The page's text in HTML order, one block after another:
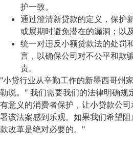
护一致。
通过澄清新贷款的定义，保护
或展期时避免潜在的漏洞；以及
统一对违反小额贷款法的处罚
言，以确保公司对不公平和欺
责。
"小贷行业从辛勤工作的新墨西哥州
勒说。" 我们需要我们的法律明确规
有意义的消费者保护，让小贷款公
署该法案感到乐观。如果我们希望
款改革是绝对必要的。"